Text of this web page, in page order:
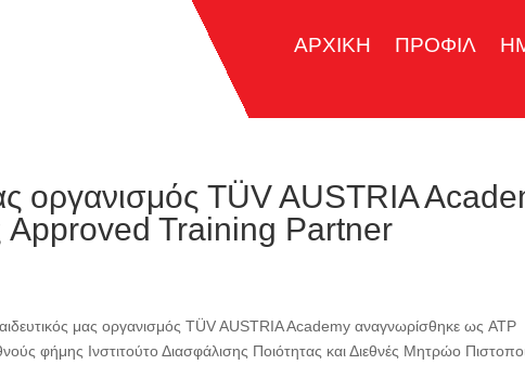
ΑΡΧΙΚΗ ΠΡΟΦΙΛ
οργανισμός TÜV AUSTRIA
Approved Training Partner
μας οργανισμός TÜV AUSTRIA Academy αναγνωρίσθηκε ως ATP
φήμης Ινστιτούτο Διασφάλισης Ποιότητας και Διεθνές Μητρώο